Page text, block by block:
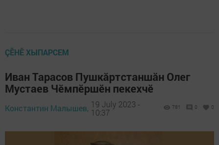
ÇӖНӖ ХЫПАРСЕМ
Иван Тарасов Пушкăртстаншăн Олег
Мустаев Чӗмпӗршӗн пекехчӗ
Константин Малышев, 19 July 2023 -
10:37
781 0 0